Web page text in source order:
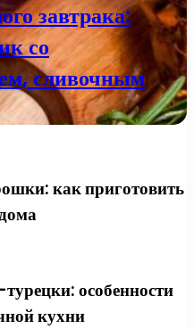
завтрака:
со
сливочным
как приготовить
особенности
кухни